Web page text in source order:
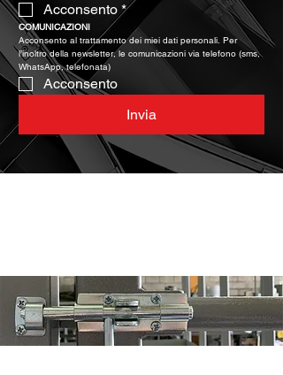
Acconsento *
COMUNICAZIONI
Acconsento al trattamento dei miei dati personali. Per
l’inoltro della newsletter, le comunicazioni via telefono (sms,
WhatsApp, telefonata)
Acconsento
Invia